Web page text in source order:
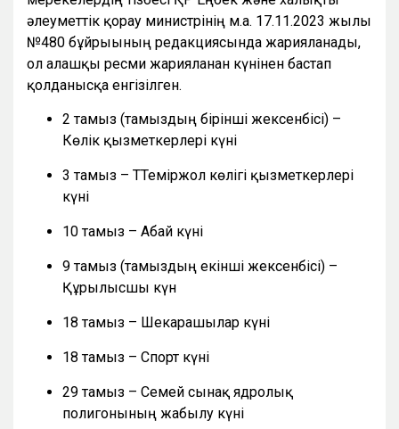
әлеуметтік қорғау министрінің м.а. 17.11.2023 жылғы
№480 бұйрығының редакциясында жарияланады,
ол алғашқы ресми жарияланған күнінен бастап
қолданысқа енгізілген.
2 тамыз (тамыздың бірінші жексенбісі) –
Көлік қызметкерлері күні
3 тамыз – ТТеміржол көлігі қызметкерлері
күні
10 тамыз – Абай күні
9 тамыз (тамыздың екінші жексенбісі) –
Құрылысшы күн
18 тамыз – Шекарашылар күні
18 тамыз – Спорт күні
29 тамыз – Семей сынақ ядролық
полигонының жабылу күні